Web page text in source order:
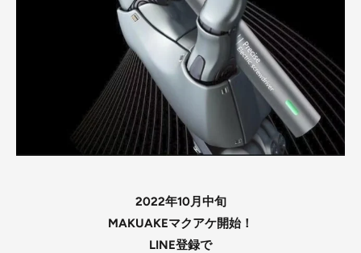
2022年10月中旬
MAKUAKEマクアケ開始！
LINE登録で